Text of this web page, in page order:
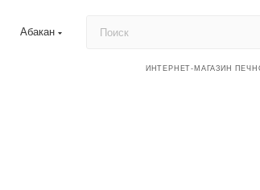
Абакан
ИНТЕРНЕТ-МАГАЗИН